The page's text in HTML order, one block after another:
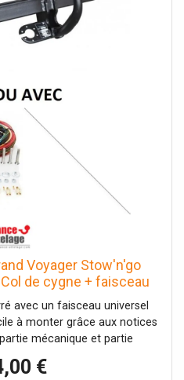
Voyager Stow'n'go
de cygne + faisceau
boitier électronique
avec un faisceau universel
à monter grâce aux notices
mécanique et partie
Date de fabrication :
€